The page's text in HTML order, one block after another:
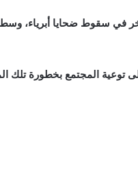
في سقوط ضحايا أبرياء،
توعية المجتمع بخطورة تلك